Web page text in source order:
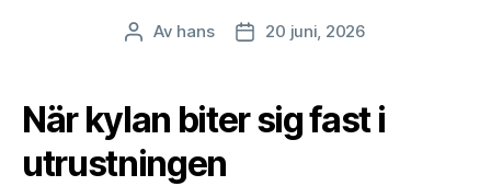
Inläggsförfattare
Av hans Inläggsdatum
20 juni, 2026
När kylan biter sig fast i
utrustningen